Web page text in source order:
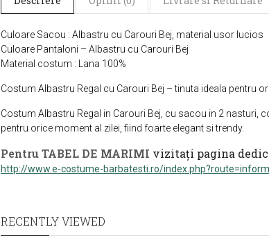
Culoare Sacou : Albastru cu Carouri Bej, material usor lucios
Culoare Pantaloni – Albastru cu Carouri Bej
Material costum : Lana 100%
Costum Albastru Regal cu Carouri Bej – tinuta ideala pentru
Costum Albastru Regal in Carouri Bej, cu sacou in 2 nasturi,
pentru orice moment al zilei, fiind foarte elegant si trendy.
Pentru TABEL DE MARIMI vizitați pagina
http://www.e-costume-barbatesti.ro/
RECENTLY VIEWED